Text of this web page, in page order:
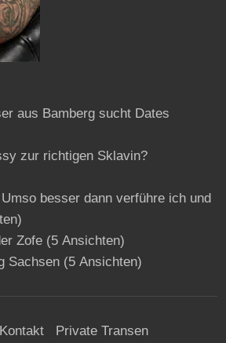
aus Bamberg sucht Dates
zur richtigen Sklavin?
besser dann verführe ich und
Zofe(5 Ansichten)
Sachsen(5 Ansichten)
Kontakt Private Transen